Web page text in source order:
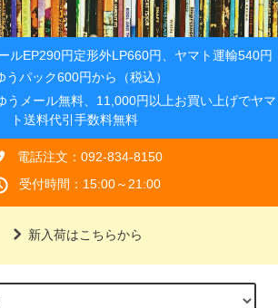
ルEP290円定形外LP660円、ヤマト運輸540円
うパック600円から（税込）
うメール無料、11,000円以上お買い上げでヤマ
ト送料代引手数料無料
電話注文：092-834-8150
受付時間：15:00～21:00
新入荷はこちらから